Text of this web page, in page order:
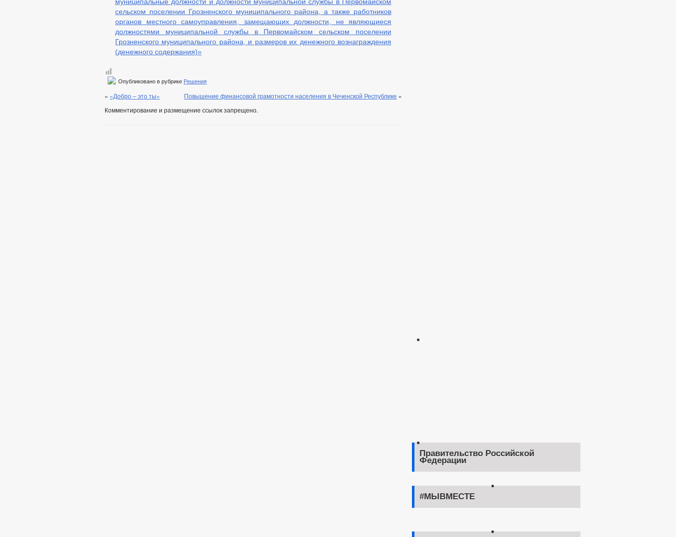
сельском поселении Грозненского муниципального района, а также работников
органов местного самоуправления, замещающих должности, не являющиеся
должностями муниципальной службы в Первомайском сельском поселении
Грозненского муниципального района, и размеров их денежного вознаграждения
(денежного содержания)»
Опубликовано в рубрике Решения
« «Добро – это ты» Повышение финансовой грамотности населения в Чеченской Республике »
Комментирование и размещение ссылок запрещено.
Правительство Российской
Федерации
#МЫВМЕСТЕ